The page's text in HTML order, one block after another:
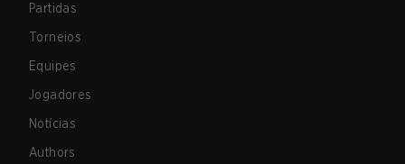
Partidas
Torneios
Equipes
Jogadores
Notícias
Authors